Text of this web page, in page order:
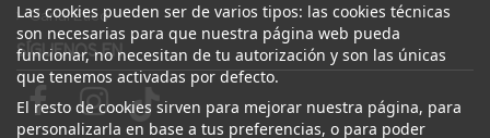
Canal Ético
Las cookies pueden ser de varios tipos: las cookies técnicas
son necesarias para que nuestra página web pueda
funcionar, no necesitan de tu autorización y son las únicas
que tenemos activadas por defecto.
El resto de cookies sirven para mejorar nuestra página, para
personalizarla en base a tus preferencias, o para poder
SÍGUENOS EN